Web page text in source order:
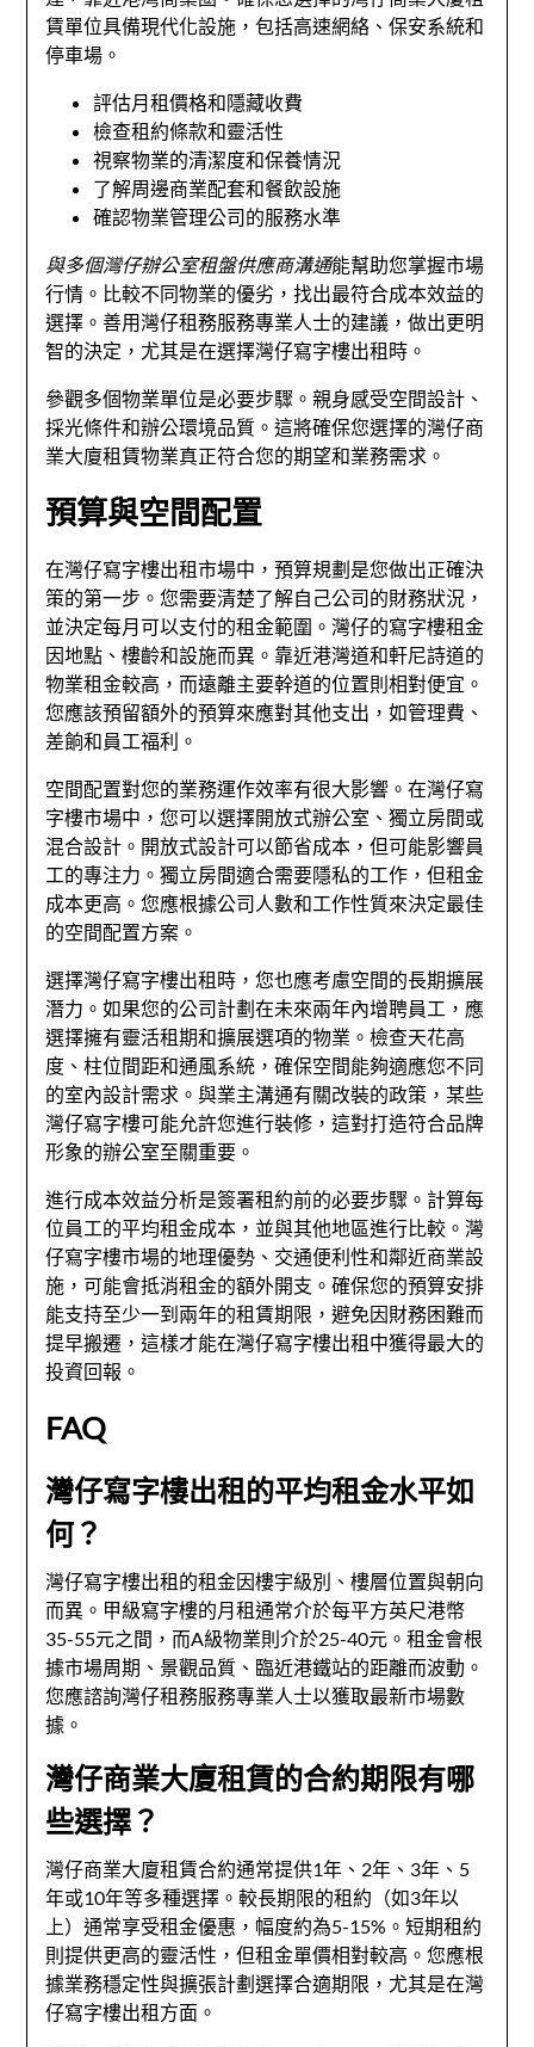
賃單位具備現代化設施，包括高速網絡、保安系統和
停車場。
評估月租價格和隱藏收費
檢查租約條款和靈活性
視察物業的清潔度和保養情況
了解周邊商業配套和餐飲設施
確認物業管理公司的服務水準
與多個灣仔辦公室租盤供應商溝通能幫助您掌握市場
行情。比較不同物業的優劣，找出最符合成本效益的
選擇。善用灣仔租務服務專業人士的建議，做出更明
智的決定，尤其是在選擇灣仔寫字樓出租時。
參觀多個物業單位是必要步驟。親身感受空間設計、
採光條件和辦公環境品質。這將確保您選擇的灣仔商
業大廈租賃物業真正符合您的期望和業務需求。
預算與空間配置
在灣仔寫字樓出租市場中，預算規劃是您做出正確決
策的第一步。您需要清楚了解自己公司的財務狀況，
並決定每月可以支付的租金範圍。灣仔的寫字樓租金
因地點、樓齡和設施而異。靠近港灣道和軒尼詩道的
物業租金較高，而遠離主要幹道的位置則相對便宜。
您應該預留額外的預算來應對其他支出，如管理費、
差餉和員工福利。
空間配置對您的業務運作效率有很大影響。在灣仔寫
字樓市場中，您可以選擇開放式辦公室、獨立房間或
混合設計。開放式設計可以節省成本，但可能影響員
工的專注力。獨立房間適合需要隱私的工作，但租金
成本更高。您應根據公司人數和工作性質來決定最佳
的空間配置方案。
選擇灣仔寫字樓出租時，您也應考慮空間的長期擴展
潛力。如果您的公司計劃在未來兩年內增聘員工，應
選擇擁有靈活租期和擴展選項的物業。檢查天花高
度、柱位間距和通風系統，確保空間能夠適應您不同
的室內設計需求。與業主溝通有關改裝的政策，某些
灣仔寫字樓可能允許您進行裝修，這對打造符合品牌
形象的辦公室至關重要。
進行成本效益分析是簽署租約前的必要步驟。計算每
位員工的平均租金成本，並與其他地區進行比較。灣
仔寫字樓市場的地理優勢、交通便利性和鄰近商業設
施，可能會抵消租金的額外開支。確保您的預算安排
能支持至少一到兩年的租賃期限，避免因財務困難而
提早搬遷，這樣才能在灣仔寫字樓出租中獲得最大的
投資回報。
FAQ
灣仔寫字樓出租的平均租金水平如
何？
灣仔寫字樓出租的租金因樓宇級別、樓層位置與朝向
而異。甲級寫字樓的月租通常介於每平方英尺港幣
35-55元之間，而A級物業則介於25-40元。租金會根
據市場周期、景觀品質、臨近港鐵站的距離而波動。
您應諮詢灣仔租務服務專業人士以獲取最新市場數
據。
灣仔商業大廈租賃的合約期限有哪
些選擇？
灣仔商業大廈租賃合約通常提供1年、2年、3年、5
年或10年等多種選擇。較長期限的租約（如3年以
上）通常享受租金優惠，幅度約為5-15%。短期租約
則提供更高的靈活性，但租金單價相對較高。您應根
據業務穩定性與擴張計劃選擇合適期限，尤其是在灣
仔寫字樓出租方面。